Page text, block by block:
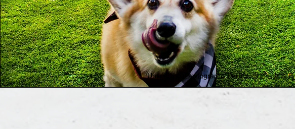
Unsplash Pawtography Perthが撮影した写真